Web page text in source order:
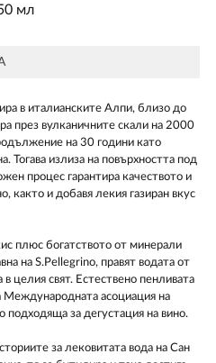
мл
в италианските Алпи, близо до
през вулканичните скали на 2000
на 30 години като
Тогава излиза на повърхността под
процес гарантира качеството и
както и добавя лекия газиран вкус
плюс богатството от минерали
на S.Pellegrino, правят водата от
целия свят. Естествено пенливата
Международната асоциация на
за дегустация на вино.
за лековитата вода на Сан